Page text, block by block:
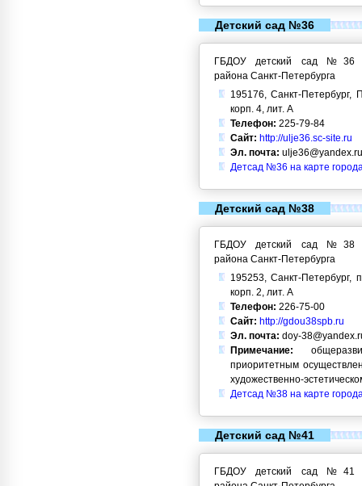
Детский сад №36
ГБДОУ детский сад №36
района Санкт-Петербурга
195176, Санкт-Петербург,
корп. 4, лит. А
Телефон: 225-79-84
Сайт: http://ulje36.sc-site.ru
Эл. почта: ulje36@yandex.ru
Детсад №36 на карте
Детский сад №38
ГБДОУ детский сад №38
района Санкт-Петербурга
195253, Санкт-Петербург,
корп. 2, лит. А
Телефон: 226-75-00
Сайт: http://gdou38spb.ru
Эл. почта: doy-
Примечание:
приоритетным
художественно-
Детсад №38 на карте
Детский сад №41
ГБДОУ детский сад №41